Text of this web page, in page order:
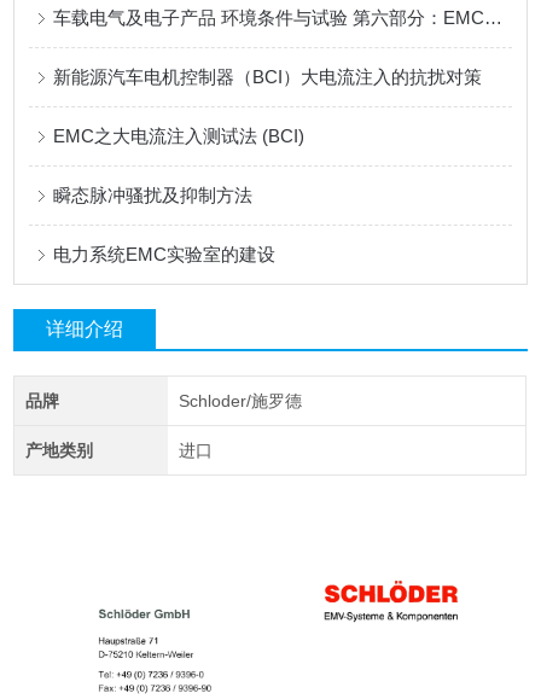
车载电气及电子产品 环境条件与试验 第六部分：EMC要求
新能源汽车电机控制器（BCI）大电流注入的抗扰对策
EMC之大电流注入测试法 (BCI)
瞬态脉冲骚扰及抑制方法
电力系统EMC实验室的建设
详细介绍
品牌 Schloder/施罗德
产地类别 进口